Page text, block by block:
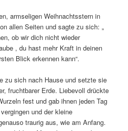
armseligen Weihnachtsstern in
allen Seiten und sagte zu sich: „
ob wir dich nicht wieder
, du hast mehr Kraft in deinen
Blick erkennen kann“.
zu sich nach Hause und setzte sie
fruchtbarer Erde. Liebevoll drückte
fest und gab ihnen jeden Tag
und der kleine
traurig aus, wie am Anfang.